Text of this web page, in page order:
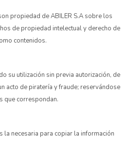
propiedad de ABILER S.A sobre los
de propiedad intelectual y derecho de
contenidos.
su utilización sin previa autorización, de
acto de piratería y fraude; reservándose
que correspondan.
la necesaria para copiar la información